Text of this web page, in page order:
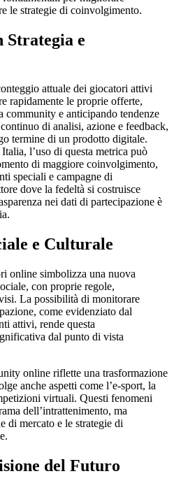
le strategie di coinvolgimento.
e
attuale dei giocatori attivi
rapidamente le proprie offerte,
community e anticipando tendenze
di analisi, azione e feedback,
termine di un prodotto digitale.
l’uso di questa metrica può
di maggiore coinvolgimento,
speciali e campagne di
dove la fedeltà si costruisce
nei dati di partecipazione è
e Culturale
online simbolizza una nuova
con proprie regole,
La possibilità di monitorare
come evidenziato dal
attivi, rende questa
dal punto di vista
online riflette una trasformazione
anche aspetti come l’e-sport, la
virtuali. Questi fenomeni
dell’intrattenimento, ma
di mercato e le strategie di
del Futuro